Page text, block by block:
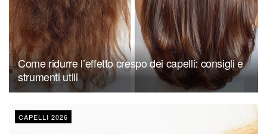
Come ridurre l’effetto crespo dei capelli: consigli e
strumenti utili
CAPELLI 2026